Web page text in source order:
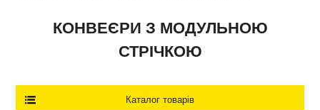
КОНВЕЄРИ З МОДУЛЬНОЮ
СТРІЧКОЮ
Каталог товарів